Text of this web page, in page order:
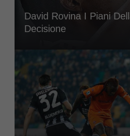
David Rovina I Piani
Decisione